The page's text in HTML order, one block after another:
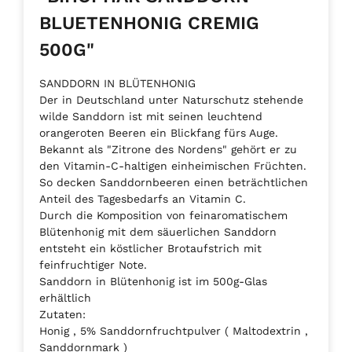
BLUETENHONIG CREMIG
500G"
SANDDORN IN BLÜTENHONIG
Der in Deutschland unter Naturschutz stehende
wilde Sanddorn ist mit seinen leuchtend
orangeroten Beeren ein Blickfang fürs Auge.
Bekannt als "Zitrone des Nordens" gehört er zu
den Vitamin-C-haltigen einheimischen Früchten.
So decken Sanddornbeeren einen beträchtlichen
Anteil des Tagesbedarfs an Vitamin C.
Durch die Komposition von feinaromatischem
Blütenhonig mit dem säuerlichen Sanddorn
entsteht ein köstlicher Brotaufstrich mit
feinfruchtiger Note.
Sanddorn in Blütenhonig ist im 500g-Glas
erhältlich
Zutaten:
Honig , 5% Sanddornfruchtpulver ( Maltodextrin ,
Sanddornmark )